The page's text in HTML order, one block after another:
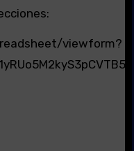
viewform?